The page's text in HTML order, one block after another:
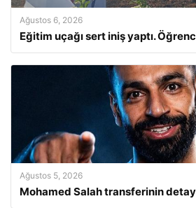
Ağustos 6, 2026
Eğitim uçağı sert iniş yaptı.
Ağustos 5, 2026
Mohamed Salah transferinin